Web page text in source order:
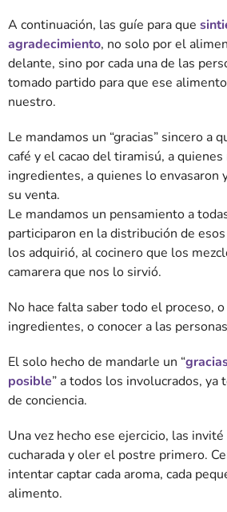
A continuación, las guíe para que
agradecimiento, no solo por el
delante, sino por cada una de las
tomado partido para que ese
nuestro.
Le mandamos un “gracias” sincero a
café y el cacao del tiramisú, a
ingredientes, a quienes lo envasaron
su venta.
Le mandamos un pensamiento a
participaron en la distribución de
los adquirió, al cocinero que los
camarera que nos lo sirvió.
No hace falta saber todo el proceso,
ingredientes, o conocer a las
El solo hecho de mandarle un “
posible” a todos los involucrados, ya
de conciencia.
Una vez hecho ese ejercicio, las
cucharada y oler el postre primero.
intentar captar cada aroma, cada
alimento.